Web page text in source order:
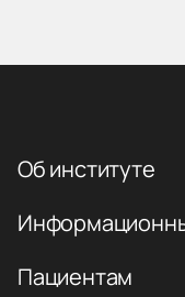
Об институте
Пациентам